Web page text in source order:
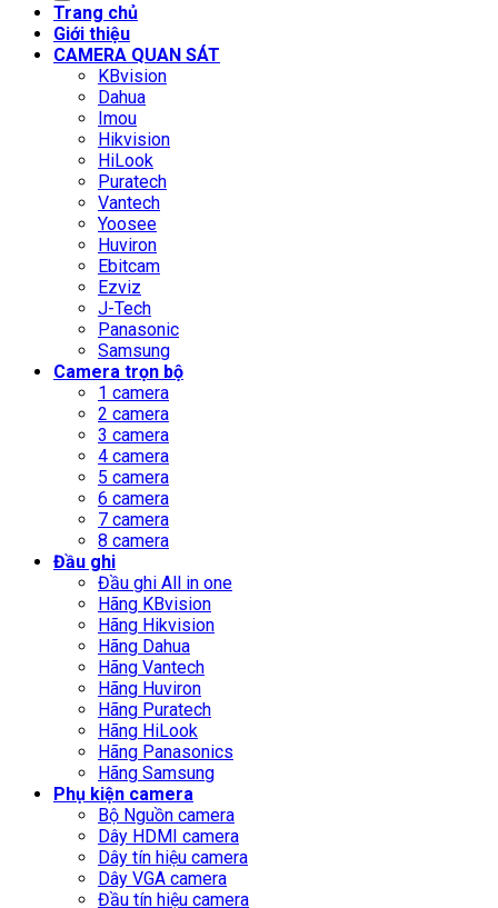
Trang chủ
Giới thiệu
CAMERA QUAN SÁT
KBvision
Dahua
Imou
Hikvision
HiLook
Puratech
Vantech
Yoosee
Huviron
Ebitcam
Ezviz
J-Tech
Panasonic
Samsung
Camera trọn bộ
1 camera
2 camera
3 camera
4 camera
5 camera
6 camera
7 camera
8 camera
Đầu ghi
Đầu ghi All in one
Hãng KBvision
Hãng Hikvision
Hãng Dahua
Hãng Vantech
Hãng Huviron
Hãng Puratech
Hãng HiLook
Hãng Panasonics
Hãng Samsung
Phụ kiện camera
Bộ Nguồn camera
Dây HDMI camera
Dây tín hiệu camera
Dây VGA camera
Đầu tín hiệu camera